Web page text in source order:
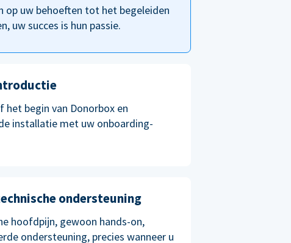
op uw behoeften tot het begeleiden
uw succes is hun passie.
het begin van Donorbox en
installatie met uw onboarding-
ondersteuning
hoofdpijn, gewoon hands-on,
ondersteuning, precies wanneer u